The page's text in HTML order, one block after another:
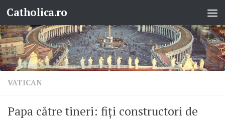
Skip to content
Catholica.ro
VATICAN
Papa către tineri: fiți constructori de